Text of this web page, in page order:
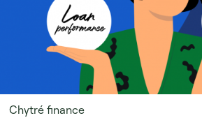
Chytré finance